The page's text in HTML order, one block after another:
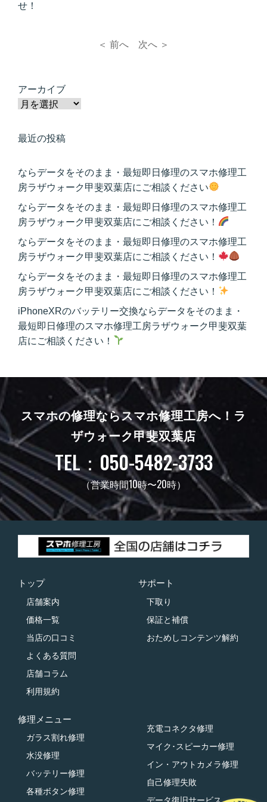
せ！
＜ 前へ 次へ ＞
アーカイブ
最近の投稿
ならデータをそのまま・最短即日修理のスマホ修理工
房ラザウォーク甲斐双葉店にご相談ください
ならデータをそのまま・最短即日修理のスマホ修理工
房ラザウォーク甲斐双葉店にご相談ください！
ならデータをそのまま・最短即日修理のスマホ修理工
房ラザウォーク甲斐双葉店にご相談ください！
ならデータをそのまま・最短即日修理のスマホ修理工
房ラザウォーク甲斐双葉店にご相談ください！
iPhoneXRのバッテリー交換ならデータをそのまま・
最短即日修理のスマホ修理工房ラザウォーク甲斐双葉
店にご相談ください！
スマホの修理ならスマホ修理工房へ！ ラ
ザウォーク甲斐双葉店
TEL：050-5482-3733
（営業時間10時〜20時）
トップ
店舗案内
価格一覧
当店の口コミ
よくある質問
店舗コラム
利用規約
サポート
下取り
保証と補償
おためしコンテンツ解約
修理メニュー
ガラス割れ修理
水没修理
バッテリー修理
各種ボタン修理
充電コネクタ修理
マイク･スピーカー修理
イン・アウトカメラ修理
自己修理失敗